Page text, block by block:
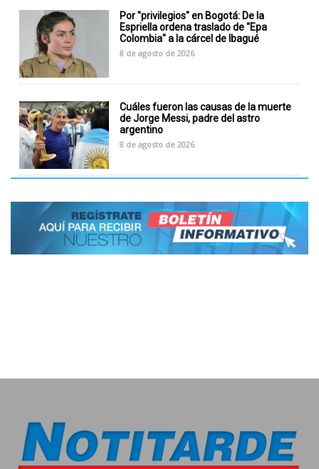
Por "privilegios" en Bogotá: De la
Espriella ordena traslado de "Epa
Colombia" a la cárcel de Ibagué
8 de agosto de 2026
Cuáles fueron las causas de la muerte
de Jorge Messi, padre del astro
argentino
8 de agosto de 2026